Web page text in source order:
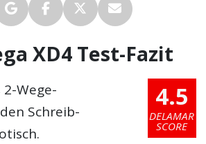
XD4 Test-Fazit
4.5
DELAMAR
SCORE
Wege-
Schreib-